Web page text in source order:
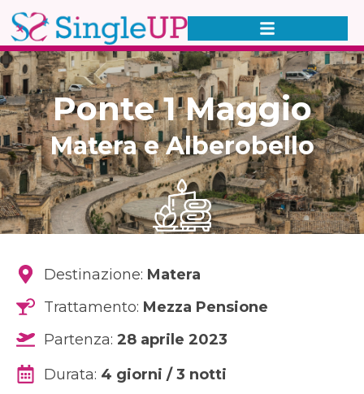
Ponte 1 Maggio
Matera e Alberobello
Destinazione: Matera
Trattamento: Mezza Pensione
Partenza: 28 aprile 2023
Durata: 4 giorni / 3 notti